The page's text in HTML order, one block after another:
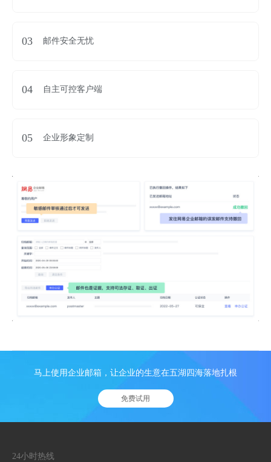
03 邮件安全无忧
04 自主可控客户端
05 企业形象定制
马上使用企业邮箱，让企业的生意在五湖四海落地扎根
免费试用
24小时热线